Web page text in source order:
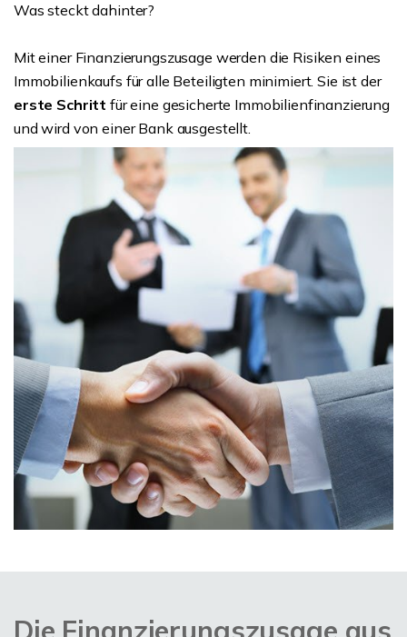
Was steckt dahinter?
Mit einer Finanzierungszusage werden die Risiken eines
Immobilienkaufs für alle Beteiligten minimiert. Sie ist der
erste Schritt für eine gesicherte Immobilienfinanzierung
und wird von einer Bank ausgestellt.